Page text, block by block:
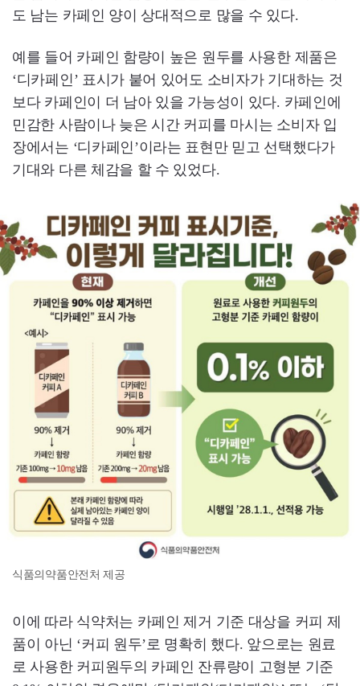
도 남는 카페인 양이 상대적으로 많을 수 있다.
예를 들어 카페인 함량이 높은 원두를 사용한 제품은
‘디카페인’ 표시가 붙어 있어도 소비자가 기대하는 것
보다 카페인이 더 남아 있을 가능성이 있다. 카페인에
민감한 사람이나 늦은 시간 커피를 마시는 소비자 입
장에서는 ‘디카페인’이라는 표현만 믿고 선택했다가
기대와 다른 체감을 할 수 있었다.
식품의약품안전처 제공
이에 따라 식약처는 카페인 제거 기준 대상을 커피 제
품이 아닌 ‘커피 원두’로 명확히 했다. 앞으로는 원료
로 사용한 커피원두의 카페인 잔류량이 고형분 기준